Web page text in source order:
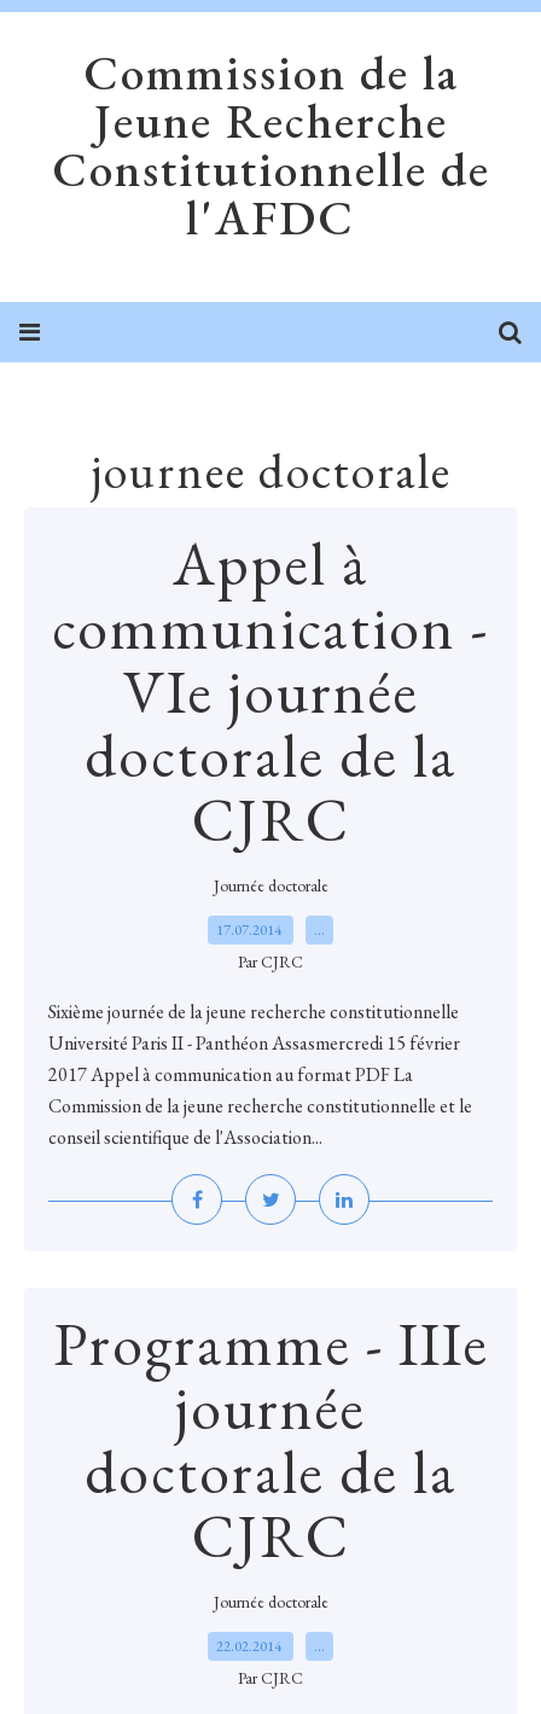
Commission de la
Jeune Recherche
Constitutionnelle de
l'AFDC
journee doctorale
Appel à
communication -
VIe journée
doctorale de la
CJRC
Journée doctorale
17.07.2014 …
Par CJRC
Sixième journée de la jeune recherche constitutionnelle
Université Paris II - Panthéon Assasmercredi 15 février
2017 Appel à communication au format PDF La
Commission de la jeune recherche constitutionnelle et le
conseil scientifique de l'Association...
Programme - IIIe
journée
doctorale de la
CJRC
Journée doctorale
22.02.2014 …
Par CJRC